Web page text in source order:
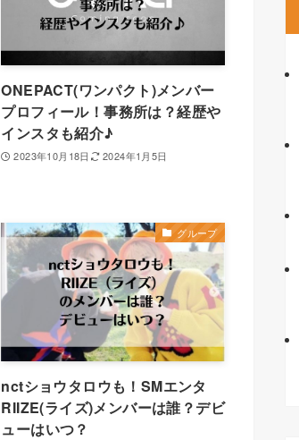
ONEPACT(ワンパクト)メンバー
プロフィール！事務所は？経歴や
インスタも紹介♪
2023年10月18日 2024年1月5日
グループ
nctショウタロウも！SMエンタ
RIIZE(ライズ)メンバーは誰？デビ
ューはいつ？